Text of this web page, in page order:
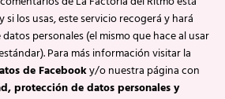
los usas, este servicio recogerá y hará
personales (el mismo que hace al usar
Para más información visitar la
de Facebooky/o nuestra página con
protección de datos personales y